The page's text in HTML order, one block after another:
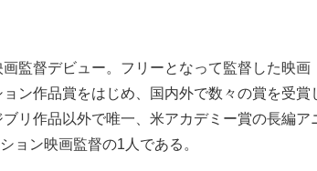
監督デビュー。フリーとなって監督した映画
ン作品賞をはじめ、国内外で数々の賞を受賞
リ作品以外で唯一、米アカデミー賞の長編ア
ョン映画監督の1人である。